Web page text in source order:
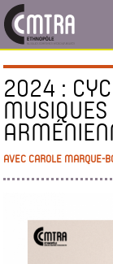
2024 :
AVEC CAROLE MARQUE-